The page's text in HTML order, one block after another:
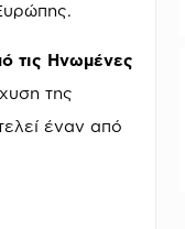
τις Ηνωμένες
της
έναν από